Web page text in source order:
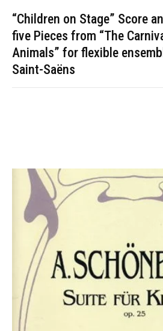
“Children on Stage” Score
five Pieces from “The
Animals” for flexible
Saint-Saëns